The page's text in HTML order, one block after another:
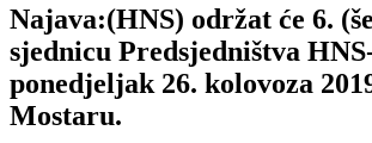
Najava:(HNS) održat će 6.
sjednicu Predsjedništva
ponedjeljak 26. kolovoza
Mostaru.